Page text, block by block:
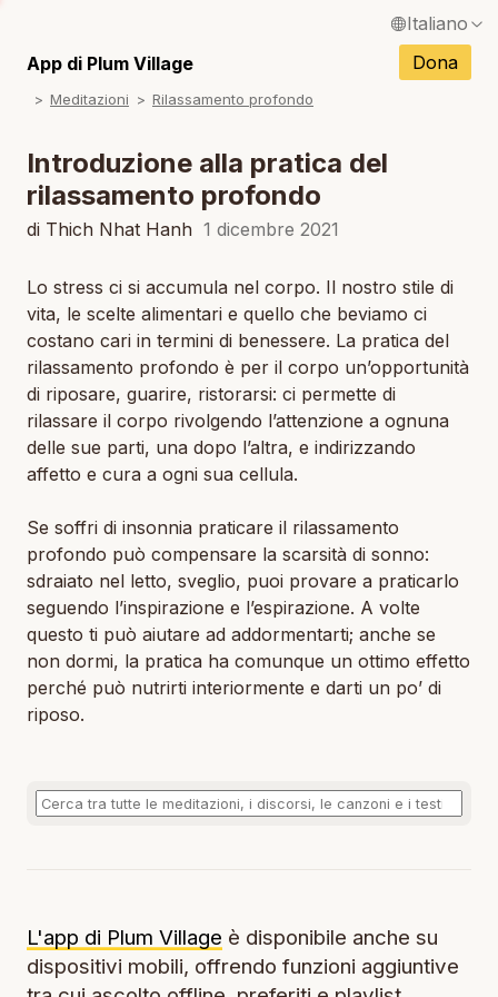
Italiano
Français / Francese
Español / Spagnolo
Deutsch / Tedesco
Português / Portoghese
Tiếng Việt / Vietnamita
ภาษาไทย / Tailandese
App di Plum Village Dona
Meditazioni Rilassamento profondo
Introduzione alla pratica del
rilassamento profondo
di Thich Nhat Hanh 1 dicembre 2021
Lo stress ci si accumula nel corpo. Il nostro stile di
vita, le scelte alimentari e quello che beviamo ci
costano cari in termini di benessere. La pratica del
rilassamento profondo è per il corpo un’opportunità
di riposare, guarire, ristorarsi: ci permette di
rilassare il corpo rivolgendo l’attenzione a ognuna
delle sue parti, una dopo l’altra, e indirizzando
affetto e cura a ogni sua cellula.
Se soffri di insonnia praticare il rilassamento
profondo può compensare la scarsità di sonno:
sdraiato nel letto, sveglio, puoi provare a praticarlo
seguendo l’inspirazione e l’espirazione. A volte
questo ti può aiutare ad addormentarti; anche se
non dormi, la pratica ha comunque un ottimo effetto
perché può nutrirti interiormente e darti un po’ di
riposo.
L'app di Plum Village è disponibile anche su
dispositivi mobili, offrendo funzioni aggiuntive